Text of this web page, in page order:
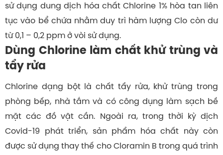
sử dụng dung dịch hóa chất Chlorine 1% hòa tan liên
tục vào bể chứa nhằm duy trì hàm lượng Clo còn dư
từ 0,1 – 0,2 ppm ở vòi sử dụng.
Dùng Chlorine làm chất khử trùng và
tẩy rửa
Chlorine dạng bột là chất tẩy rửa, khử trùng trong
phòng bếp, nhà tắm và có công dụng làm sạch bề
mặt các đồ vật cần. Ngoài ra, trong thời kỳ dịch
Covid-19 phát triển, sản phẩm hóa chất này còn
được sử dụng thay thế cho Cloramin B trong quá trình